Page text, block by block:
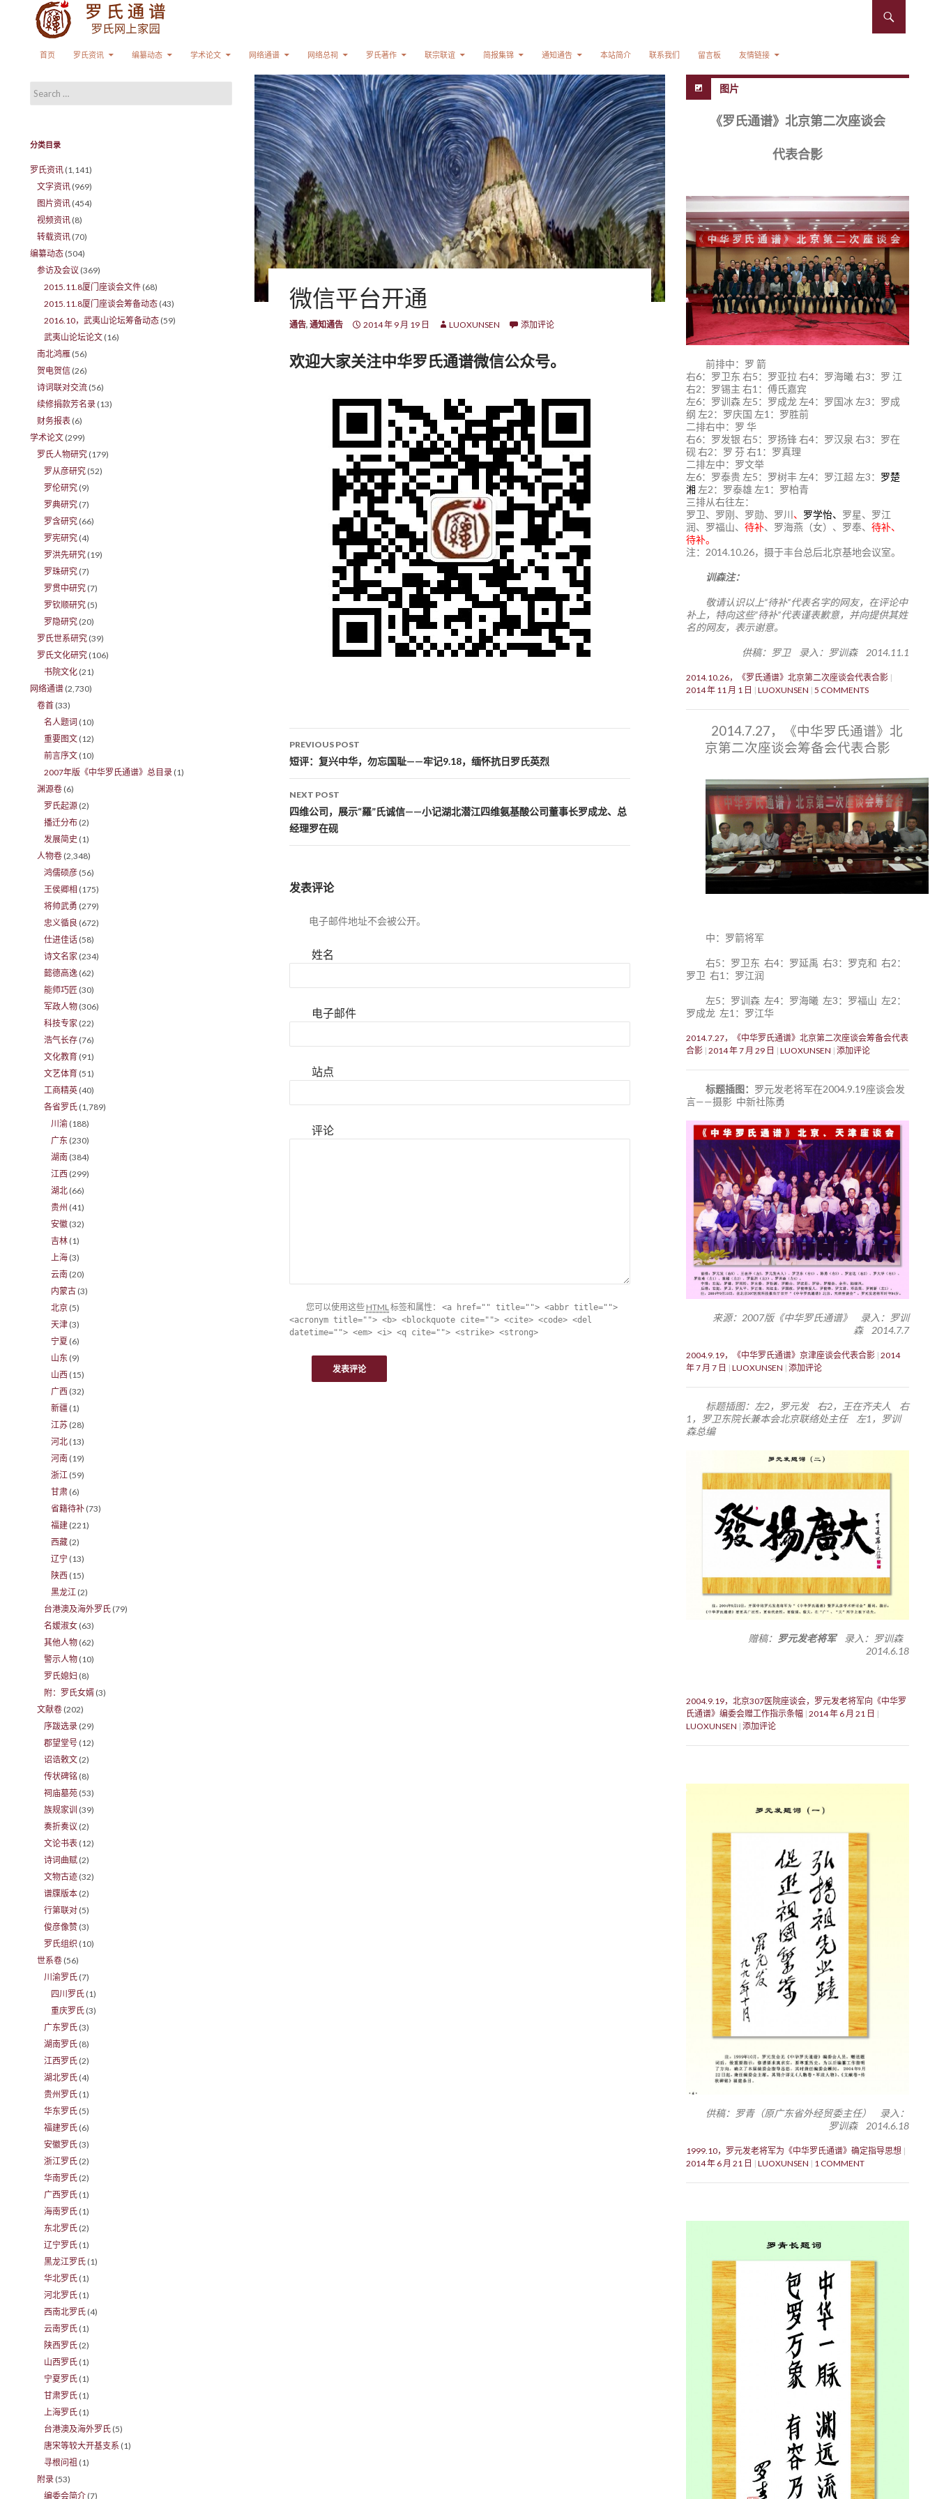
首页
罗氏资讯 编纂动态 学术论文 网络通谱 网络总祠 罗氏著作 联宗联谊 简报集锦 通知通告 本站简介 联系我们 留言板 友情链接
微信平台开通
通告, 通知通告 2014 年 9 月 19 日 LUOXUNSEN 添加评论
欢迎大家关注中华罗氏通谱微信公众号。
Post navigation
PREVIOUS POST
短评：复兴中华，勿忘国耻——牢记9.18，缅怀抗日罗氏英烈
NEXT POST
四维公司，展示“羅”氏诚信——小记湖北潜江四维氨基酸公司董事长罗成龙、总
经理罗在砚
发表评论
电子邮件地址不会被公开。
姓名
电子邮件
站点
评论
您可以使用这些 HTML 标签和属性： <a href="" title=""> <abbr title="">
<acronym title=""> <b> <blockquote cite=""> <cite> <code> <del
datetime=""> <em> <i> <q cite=""> <strike> <strong>
图片
《罗氏通谱》北京第二次座谈会
代表合影
前排中：罗 箭
右6：罗卫东 右5：罗亚拉 右4：罗海曦 右3：罗 江
右2：罗锡主 右1：傅氏嘉宾
左6：罗训森 左5：罗成龙 左4：罗国冰 左3：罗成
纲 左2：罗庆国 左1：罗胜前
二排右中：罗 华
右6：罗发银 右5：罗扬锋 右4：罗汉泉 右3：罗在
砚 右2：罗 芬 右1：罗真理
二排左中：罗文举
左6：罗泰贵 左5：罗树丰 左4：罗江超 左3： 罗楚
湘 左2：罗泰雄 左1：罗柏青
三排从右往左：
罗卫、罗刚、罗勋、罗川、 罗学怡、 罗星、罗江
润、罗福山、 待补、罗海燕（女）、罗奉、 待补、
待补。
注：2014.10.26，摄于丰台总后北京基地会议室。
训森注：
敬请认识以上“待补”代表名字的网友，在评论中
补上，特向这些“待补”代表谨表歉意，并向提供其姓
名的网友，表示谢意。
供稿：罗卫 录入：罗训森 2014.11.1
2014.10.26，《罗氏通谱》北京第二次座谈会代表合影
2014 年 11 月 1 日
LUOXUNSEN 5 COMMENTS
2014.7.27，《中华罗氏通谱》北
京第二次座谈会筹备会代表合影
中：罗箭将军
右5：罗卫东 右4：罗延禹 右3：罗克和 右2：
罗卫 右1：罗江润
左5：罗训森 左4：罗海曦 左3：罗福山 左2：
罗成龙 左1：罗江华
2014.7.27，《中华罗氏通谱》北京第二次座谈会筹备会代表
合影 2014 年 7 月 29 日 LUOXUNSEN 添加评论
标题插图： 罗元发老将军在2004.9.19座谈会发
言——摄影 中新社陈勇
来源：2007版《中华罗氏通谱》 录入：罗训
森 2014.7.7
2004.9.19，《中华罗氏通谱》京津座谈会代表合影 2014
年 7 月 7 日
LUOXUNSEN 添加评论
标题插图：左2，罗元发 右2，王在齐夫人 右
1，罗卫东院长兼本会北京联络处主任 左1，罗训
森总编
赠稿： 罗元发老将军录入：罗训森
2014.6.18
2004.9.19，北京307医院座谈会，罗元发老将军向《中华罗
氏通谱》编委会赠工作指示条幅 2014 年 6 月 21 日
LUOXUNSEN 添加评论
供稿：罗青（原广东省外经贸委主任） 录入：
罗训森 2014.6.18
1999.10，罗元发老将军为《中华罗氏通谱》确定指导思想
2014 年 6 月 21 日
LUOXUNSEN 1 COMMENT
Search for:
分类目录
罗氏资讯 (1,141)
文字资讯 (969)
图片资讯 (454)
视频资讯 (8)
转载资讯 (70)
编纂动态 (504)
参访及会议 (369)
2015.11.8厦门座谈会文件 (68)
2015.11.8厦门座谈会筹备动态 (43)
2016.10，武夷山论坛筹备动态 (59)
武夷山论坛论文 (16)
南北鸿雁 (56)
贺电贺信 (26)
诗词联对交流 (56)
续修捐款芳名录 (13)
财务报表 (6)
学术论文 (299)
罗氏人物研究 (179)
罗从彦研究 (52)
罗伦研究 (9)
罗典研究 (7)
罗含研究 (66)
罗宪研究 (4)
罗洪先研究 (19)
罗珠研究 (7)
罗贯中研究 (7)
罗钦顺研究 (5)
罗隐研究 (20)
罗氏世系研究 (39)
罗氏文化研究 (106)
书院文化 (21)
网络通谱 (2,730)
卷首 (33)
名人题词 (10)
重要图文 (12)
前言序文 (10)
2007年版《中华罗氏通谱》总目录 (1)
渊源卷 (6)
罗氏起源 (2)
播迁分布 (2)
发展简史 (1)
人物卷 (2,348)
鸿儒硕彦 (56)
王侯卿相 (175)
将帅武勇 (279)
忠义循良 (672)
仕进佳话 (58)
诗文名家 (234)
懿德高逸 (62)
能师巧匠 (30)
军政人物 (306)
科技专家 (22)
浩气长存 (76)
文化教育 (91)
文艺体育 (51)
工商精英 (40)
各省罗氏 (1,789)
川渝 (188)
广东 (230)
湖南 (384)
江西 (299)
湖北 (66)
贵州 (41)
安徽 (32)
吉林 (1)
上海 (3)
云南 (20)
内蒙古 (3)
北京 (5)
天津 (3)
宁夏 (6)
山东 (9)
山西 (15)
广西 (32)
新疆 (1)
江苏 (28)
河北 (13)
河南 (19)
浙江 (59)
甘肃 (6)
省籍待补 (73)
福建 (221)
西藏 (2)
辽宁 (13)
陕西 (15)
黑龙江 (2)
台港澳及海外罗氏 (79)
名嫒淑女 (63)
其他人物 (62)
警示人物 (10)
罗氏媳妇 (8)
附：罗氏女婿 (3)
文献卷 (202)
序跋选录 (29)
郡望堂号 (12)
诏诰敕文 (2)
传状碑铭 (8)
祠庙墓苑 (53)
族规家训 (39)
奏折奏议 (2)
文论书表 (12)
诗词曲赋 (2)
文物古迹 (32)
谱牒版本 (2)
行第联对 (5)
俊彦像赞 (3)
罗氏组织 (10)
世系卷 (56)
川渝罗氏 (7)
四川罗氏 (1)
重庆罗氏 (3)
广东罗氏 (3)
湖南罗氏 (8)
江西罗氏 (2)
湖北罗氏 (4)
贵州罗氏 (1)
华东罗氏 (5)
福建罗氏 (6)
安徽罗氏 (3)
浙江罗氏 (2)
华南罗氏 (2)
广西罗氏 (1)
海南罗氏 (1)
东北罗氏 (2)
辽宁罗氏 (1)
黑龙江罗氏 (1)
华北罗氏 (1)
河北罗氏 (1)
西南北罗氏 (4)
云南罗氏 (1)
陕西罗氏 (2)
山西罗氏 (1)
宁夏罗氏 (1)
甘肃罗氏 (1)
上海罗氏 (1)
台港澳及海外罗氏 (5)
唐宋等较大开基支系 (1)
寻根问祖 (1)
附录 (53)
编委会简介 (7)